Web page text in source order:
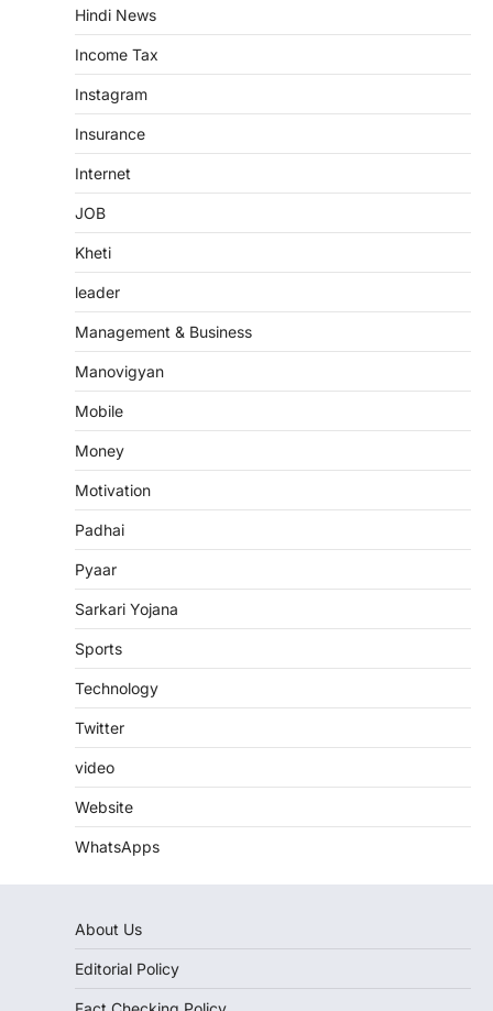
Hindi News
Income Tax
Instagram
Insurance
Internet
JOB
Kheti
leader
Management & Business
Manovigyan
Mobile
Money
Motivation
Padhai
Pyaar
Sarkari Yojana
Sports
Technology
Twitter
video
Website
WhatsApps
About Us
Editorial Policy